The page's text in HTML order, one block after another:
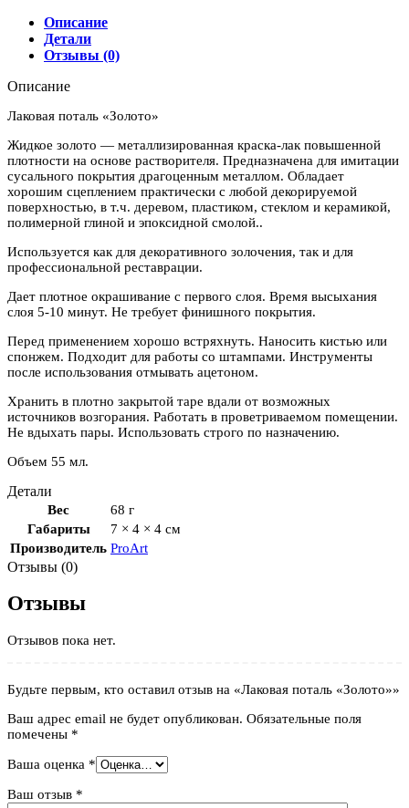
Описание
Детали
Отзывы (0)
Описание
Лаковая поталь «Золото»
Жидкое золото — металлизированная краска-лак повышенной
плотности на основе растворителя. Предназначена для имитации
сусального покрытия драгоценным металлом. Обладает
хорошим сцеплением практически с любой декорируемой
поверхностью, в т.ч. деревом, пластиком, стеклом и керамикой,
полимерной глиной и эпоксидной смолой..
Используется как для декоративного золочения, так и для
профессиональной реставрации.
Дает плотное окрашивание с первого слоя. Время высыхания
слоя 5-10 минут. Не требует финишного покрытия.
Перед применением хорошо встряхнуть. Наносить кистью или
спонжем. Подходит для работы со штампами. Инструменты
после использования отмывать ацетоном.
Хранить в плотно закрытой таре вдали от возможных
источников возгорания. Работать в проветриваемом помещении.
Не вдыхать пары. Использовать строго по назначению.
Объем 55 мл.
Детали
Вес
68 г
Габариты
7 × 4 × 4 см
Производитель ProArt
Отзывы (0)
Отзывы
Отзывов пока нет.
Будьте первым, кто оставил отзыв на «Лаковая поталь «Золото»»
Ваш адрес email не будет опубликован. Обязательные поля
помечены *
Ваша оценка *
Ваш отзыв *